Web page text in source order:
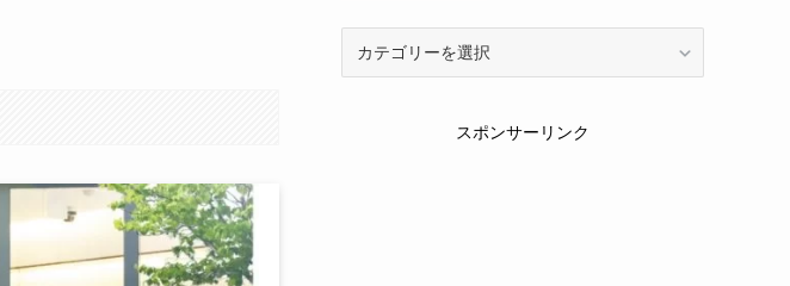
スポンサーリンク